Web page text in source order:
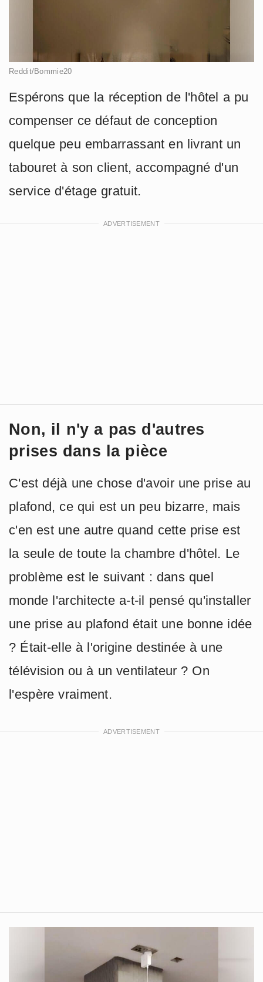
Reddit/Bommie20
Espérons que la réception de l'hôtel a pu
compenser ce défaut de conception
quelque peu embarrassant en livrant un
tabouret à son client, accompagné d'un
service d'étage gratuit.
Non, il n'y a pas d'autres
prises dans la pièce
C'est déjà une chose d'avoir une prise au
plafond, ce qui est un peu bizarre, mais
c'en est une autre quand cette prise est
la seule de toute la chambre d'hôtel. Le
problème est le suivant : dans quel
monde l'architecte a-t-il pensé qu'installer
une prise au plafond était une bonne idée
? Était-elle à l'origine destinée à une
télévision ou à un ventilateur ? On
l'espère vraiment.